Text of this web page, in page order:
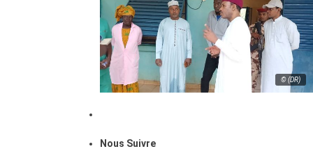
© (DR)
Nous Suivre